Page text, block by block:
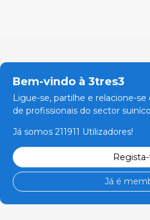
Bem-vindo à 3tres3
Ligue-se, partilhe e relacione-
de profissionais do sector
Já somos 211911 Utilizadores!
Já é